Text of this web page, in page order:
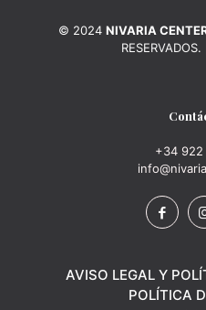
© 2024 NIVARIA
RESERVADOS. |
+34
AVISO LEGAL Y
POLÍTICA